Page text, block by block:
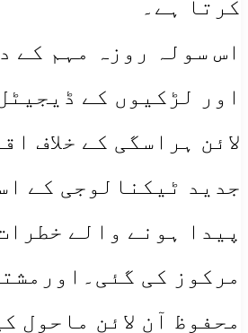
کرتا ہے۔
اس سولہ روزہ مہم کے
اور لڑکیوں کے
لائن ہراسگی کے خلاف
جدید ٹیکنالوجی کے
پیدا ہونے والے
مرکوز کی
محفوظ آن لائن ماحول